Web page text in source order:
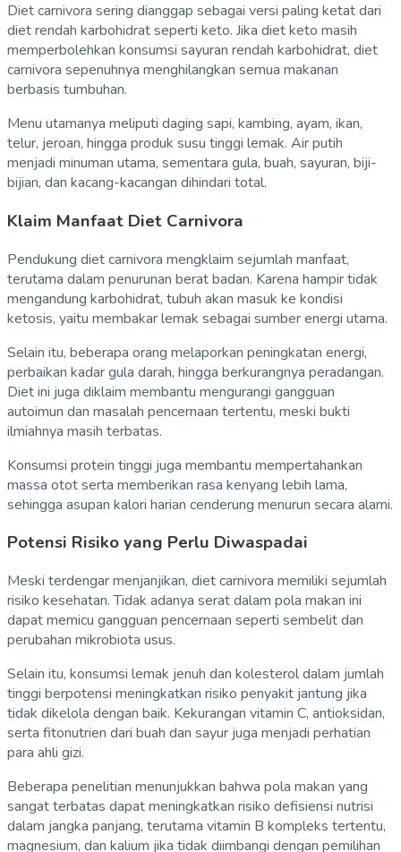
Diet carnivora sering dianggap sebagai versi paling ketat dari
diet rendah karbohidrat seperti keto. Jika diet keto masih
memperbolehkan konsumsi sayuran rendah karbohidrat, diet
carnivora sepenuhnya menghilangkan semua makanan
berbasis tumbuhan.
Menu utamanya meliputi daging sapi, kambing, ayam, ikan,
telur, jeroan, hingga produk susu tinggi lemak. Air putih
menjadi minuman utama, sementara gula, buah, sayuran, biji-
bijian, dan kacang-kacangan dihindari total.
Klaim Manfaat Diet Carnivora
Pendukung diet carnivora mengklaim sejumlah manfaat,
terutama dalam penurunan berat badan. Karena hampir tidak
mengandung karbohidrat, tubuh akan masuk ke kondisi
ketosis, yaitu membakar lemak sebagai sumber energi utama.
Selain itu, beberapa orang melaporkan peningkatan energi,
perbaikan kadar gula darah, hingga berkurangnya peradangan.
Diet ini juga diklaim membantu mengurangi gangguan
autoimun dan masalah pencernaan tertentu, meski bukti
ilmiahnya masih terbatas.
Konsumsi protein tinggi juga membantu mempertahankan
massa otot serta memberikan rasa kenyang lebih lama,
sehingga asupan kalori harian cenderung menurun secara alami.
Potensi Risiko yang Perlu Diwaspadai
Meski terdengar menjanjikan, diet carnivora memiliki sejumlah
risiko kesehatan. Tidak adanya serat dalam pola makan ini
dapat memicu gangguan pencernaan seperti sembelit dan
perubahan mikrobiota usus.
Selain itu, konsumsi lemak jenuh dan kolesterol dalam jumlah
tinggi berpotensi meningkatkan risiko penyakit jantung jika
tidak dikelola dengan baik. Kekurangan vitamin C, antioksidan,
serta fitonutrien dari buah dan sayur juga menjadi perhatian
para ahli gizi.
Beberapa penelitian menunjukkan bahwa pola makan yang
sangat terbatas dapat meningkatkan risiko defisiensi nutrisi
dalam jangka panjang, terutama vitamin B kompleks tertentu,
magnesium, dan kalium jika tidak diimbangi dengan pemilihan